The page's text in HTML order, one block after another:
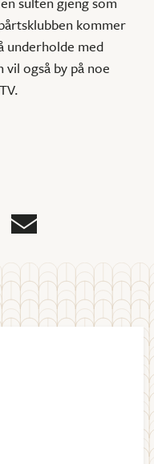
kommer
underholde med
også by på noe
